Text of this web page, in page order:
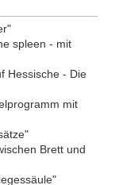
spleen - mit
Hessische - Die
mit
Brett und